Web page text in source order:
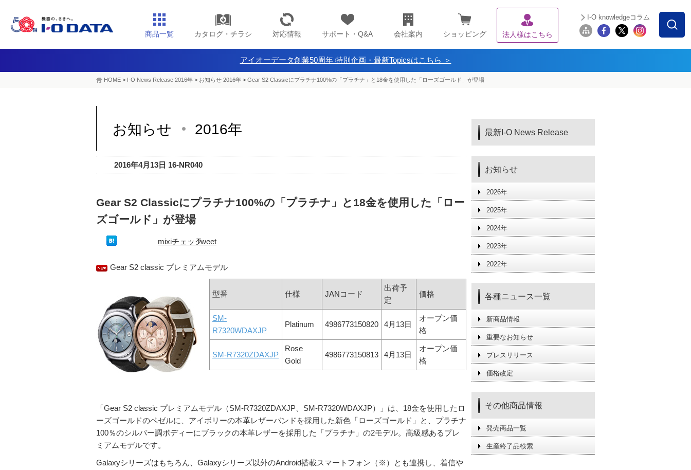
商品一覧 カタログ・チラシ 対応情報 サポート・Q&A 会社案内 ショッピング 法人様はこちら
I-O knowledgeコラム
アイオーデータ創業50周年 特別企画・最新Topicsはこちら ＞
HOME > I-O News Release 2016年 > お知らせ 2016年 > Gear S2 Classicにプラチナ100%の「プラチナ」と18金を使用した「ローズゴールド」が登場
お知らせ 2016年
2016年4月13日 16-NR040
Gear S2 Classicにプラチナ100%の「プラチナ」と18金を使用した「ロー
ズゴールド」が登場
mixiチェックTweet
Gear S2 classic プレミアムモデル
型番 仕様 JANコード
出荷予
定
価格
SM-
R7320WDAXJP
Platinum 4986773150820 4月13日
オープン価
格
SM-R7320ZDAXJP
Rose
Gold
4986773150813 4月13日
オープン価
格
「Gear S2 classic プレミアムモデル（SM-R7320ZDAXJP、SM-R7320WDAXJP）」は、18金を使用したロ
ーズゴールドのベゼルに、アイボリーの本革レザーバンドを採用した新色「ローズゴールド」と、プラチナ
100％のシルバー調ボディーにブラックの本革レザーを採用した「プラチナ」の2モデル。高級感あるプレ
ミアムモデルです。
Galaxyシリーズはもちろん、Galaxyシリーズ以外のAndroid搭載スマートフォン（※）とも連携し、着信や
最新I-O News Release
お知らせ
2026年
2025年
2024年
2023年
2022年
各種ニュース一覧
新商品情報
重要なお知らせ
プレスリリース
価格改定
その他商品情報
発売商品一覧
生産終了品検索